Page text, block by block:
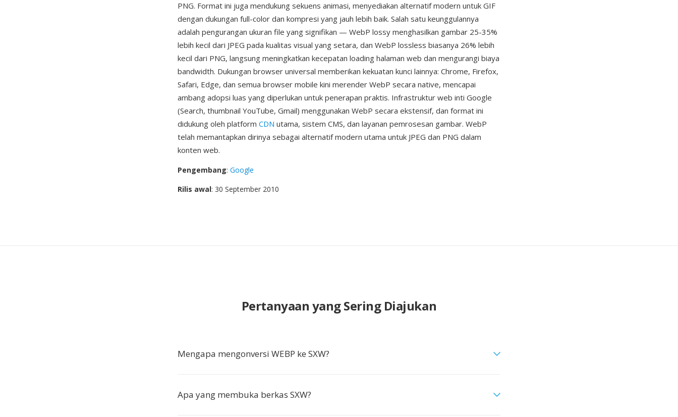
PNG. Format ini juga mendukung sekuens animasi, menyediakan alternatif modern untuk GIF
dengan dukungan full-color dan kompresi yang jauh lebih baik. Salah satu keunggulannya
adalah pengurangan ukuran file yang signifikan — WebP lossy menghasilkan gambar 25-35%
lebih kecil dari JPEG pada kualitas visual yang setara, dan WebP lossless biasanya 26% lebih
kecil dari PNG, langsung meningkatkan kecepatan loading halaman web dan mengurangi biaya
bandwidth. Dukungan browser universal memberikan kekuatan kunci lainnya: Chrome, Firefox,
Safari, Edge, dan semua browser mobile kini merender WebP secara native, mencapai
ambang adopsi luas yang diperlukan untuk penerapan praktis. Infrastruktur web inti Google
(Search, thumbnail YouTube, Gmail) menggunakan WebP secara ekstensif, dan format ini
didukung oleh platform CDN utama, sistem CMS, dan layanan pemrosesan gambar. WebP
telah memantapkan dirinya sebagai alternatif modern utama untuk JPEG dan PNG dalam
konten web.
Pengembang: Google
Rilis awal: 30 September 2010
Pertanyaan yang Sering Diajukan
Mengapa mengonversi WEBP ke SXW?
Apa yang membuka berkas SXW?